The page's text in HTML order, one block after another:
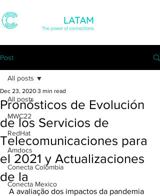
Post
All posts
MWC22
RedHat
Amdocs
Conecta Colombia
Conecta Mexico
All posts
Pronósticos de Evolución
de los Servicios de
Telecomunicaciones para
el 2021 y Actualizaciones
de la
Dec 23, 2020 3 min read
A avaliação dos impactos da pandemia